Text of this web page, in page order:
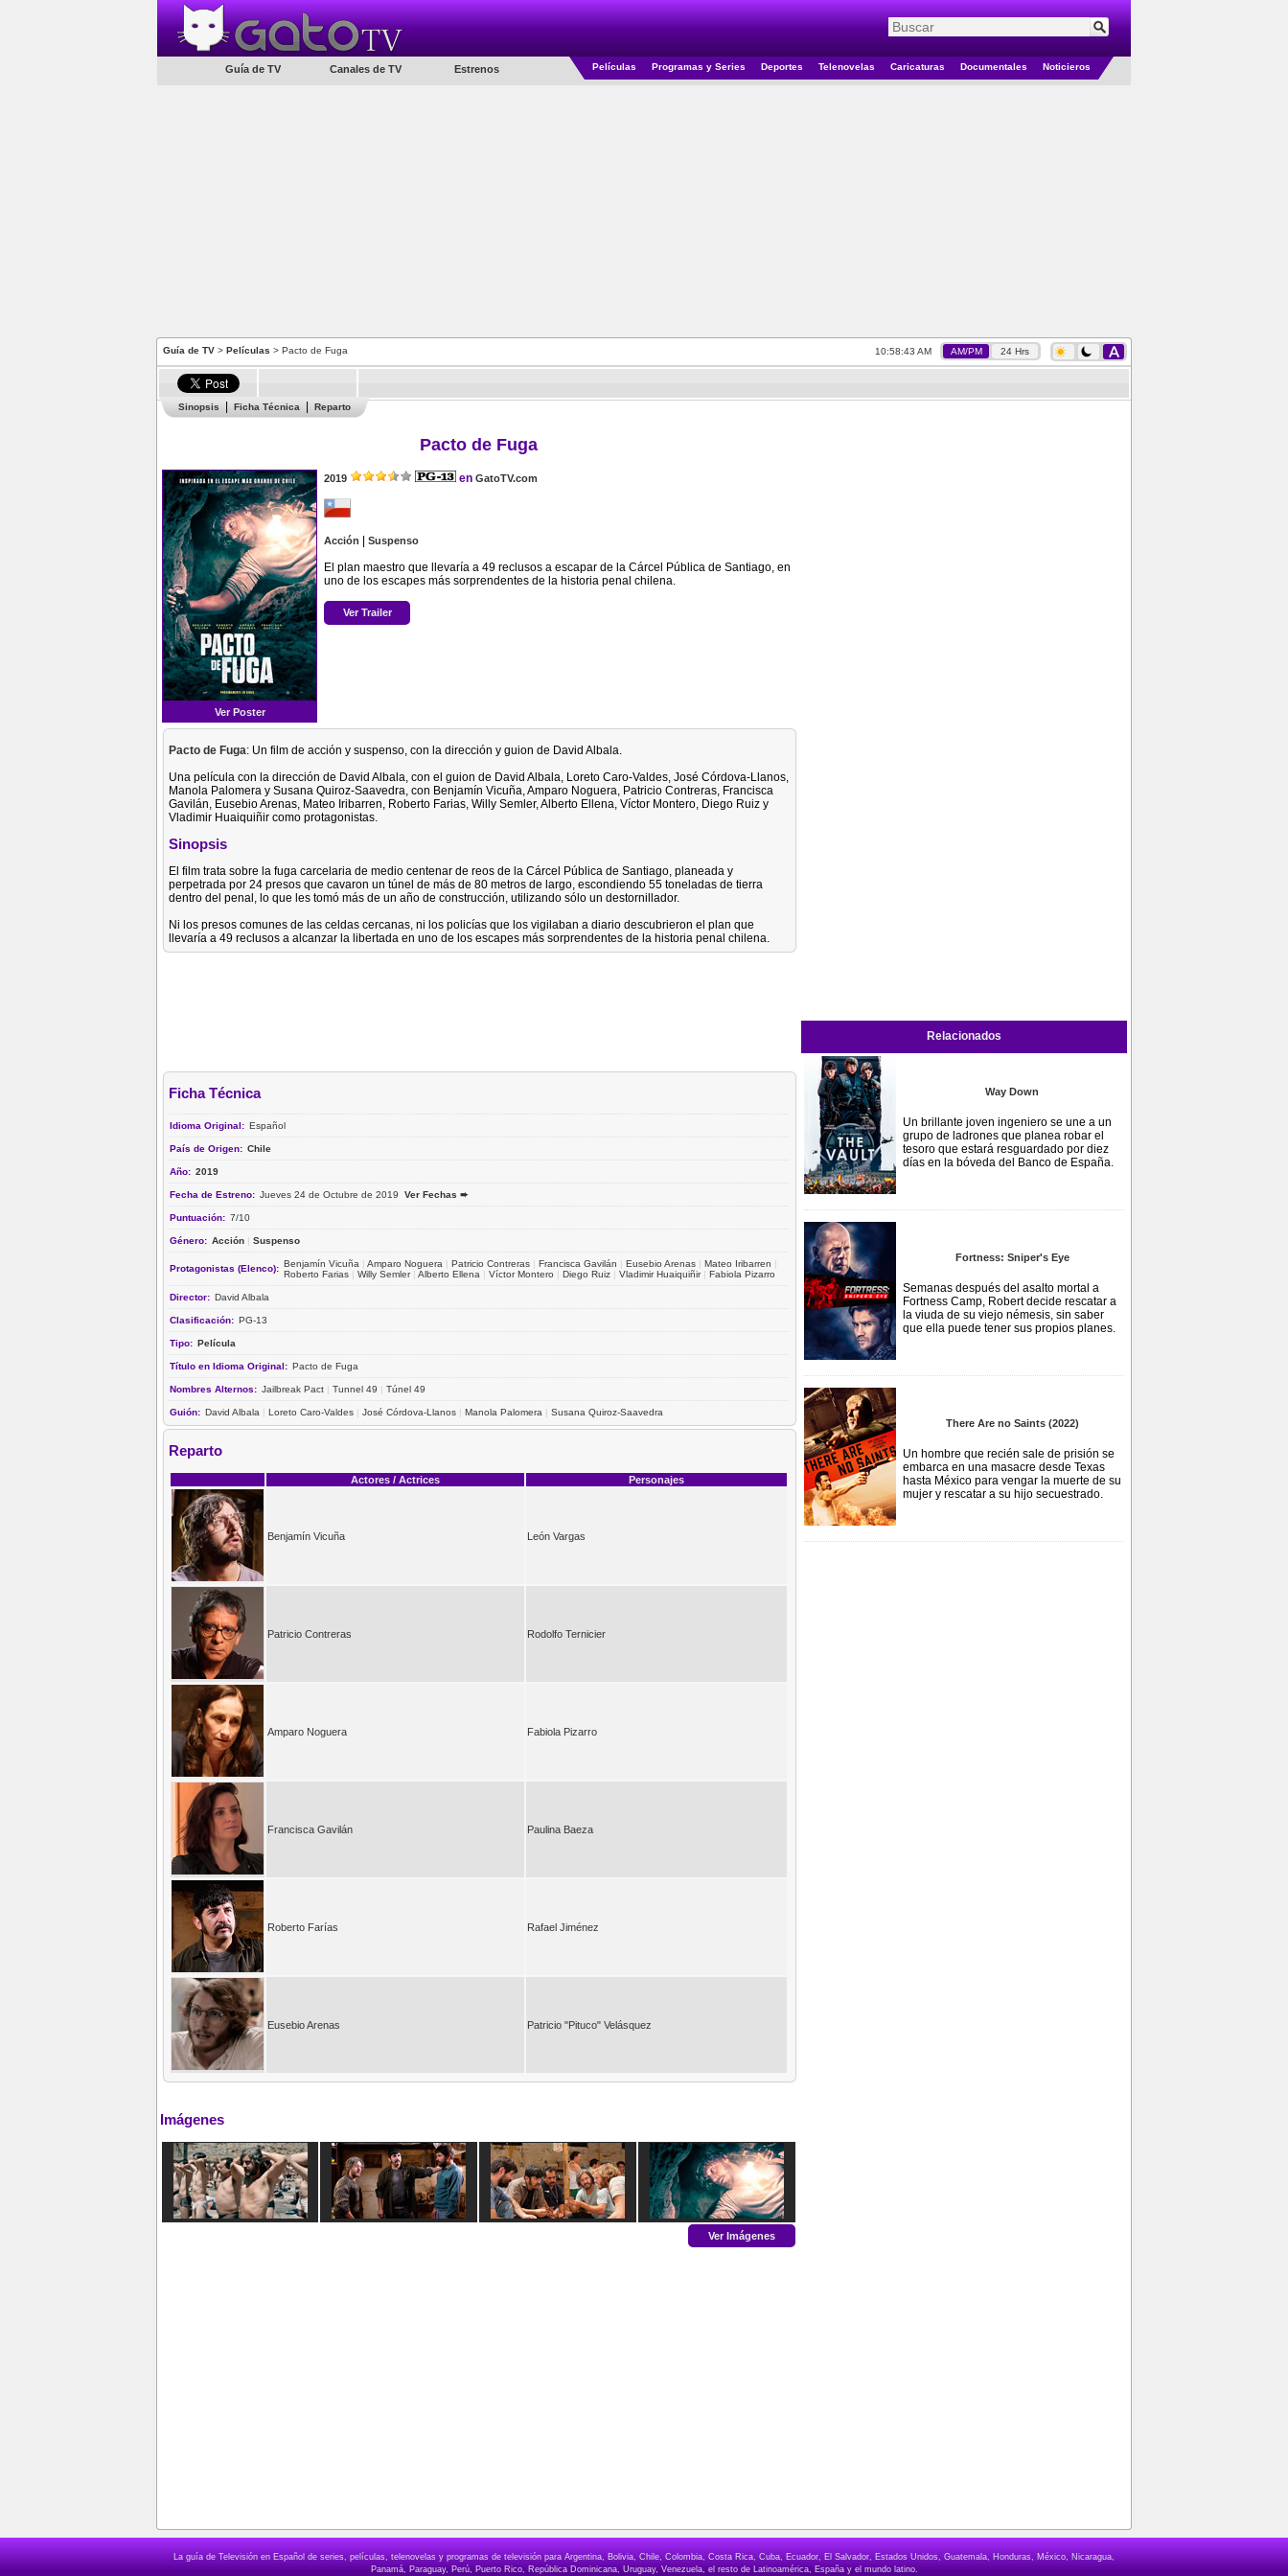
Guía de TV Canales de TV Estrenos Películas Programas y Series Deportes Telenovelas Caricaturas Documentales Noticieros
Guía de TV > Películas > Pacto de Fuga 10:58:44 AM AM/PM 24 Hrs
Sinopsis Ficha Técnica Reparto
Pacto de Fuga
Ver Poster
2019 en GatoTV.com
Acción Suspenso
El plan maestro que llevaría a 49 reclusos a escapar de la Cárcel Pública de Santiago, en
uno de los escapes más sorprendentes de la historia penal chilena.
Ver Trailer
Pacto de Fuga: Un film de acción y suspenso, con la dirección y guion de David Albala.
Una película con la dirección de David Albala, con el guion de David Albala, Loreto Caro-Valdes, José Córdova-Llanos,
Manola Palomera y Susana Quiroz-Saavedra, con Benjamín Vicuña, Amparo Noguera, Patricio Contreras, Francisca
Gavilán, Eusebio Arenas, Mateo Iribarren, Roberto Farias, Willy Semler, Alberto Ellena, Víctor Montero, Diego Ruiz y
Vladimir Huaiquiñir como protagonistas.
Sinopsis
El film trata sobre la fuga carcelaria de medio centenar de reos de la Cárcel Pública de Santiago, planeada y
perpetrada por 24 presos que cavaron un túnel de más de 80 metros de largo, escondiendo 55 toneladas de tierra
dentro del penal, lo que les tomó más de un año de construcción, utilizando sólo un destornillador.
Ni los presos comunes de las celdas cercanas, ni los policías que los vigilaban a diario descubrieron el plan que
llevaría a 49 reclusos a alcanzar la libertada en uno de los escapes más sorprendentes de la historia penal chilena.
Ficha Técnica
Idioma Original: Español
País de Origen: Chile
Año: 2019
Fecha de Estreno: Jueves 24 de Octubre de 2019 Ver Fechas ➨
Puntuación: 7/10
Género: Acción | Suspenso
Protagonistas (Elenco): Benjamín Vicuña | Amparo Noguera | Patricio Contreras | Francisca Gavilán | Eusebio Arenas | Mateo Iribarren |
Roberto Farias | Willy Semler| Alberto Ellena | Víctor Montero | Diego Ruiz | Vladimir Huaiquiñir| Fabiola Pizarro
Director: David Albala
Clasificación: PG-13
Tipo: Película
Título en Idioma Original: Pacto de Fuga
Nombres Alternos: Jailbreak Pact | Tunnel 49 | Túnel 49
Guión: David Albala | Loreto Caro-Valdes | José Córdova-Llanos | Manola Palomera | Susana Quiroz-Saavedra
Reparto
Actores / Actrices Personajes
Benjamín Vicuña León Vargas
Patricio Contreras Rodolfo Ternicier
Amparo Noguera Fabiola Pizarro
Francisca Gavilán Paulina Baeza
Roberto Farías Rafael Jiménez
Eusebio Arenas Patricio "Pituco" Velásquez
Imágenes
Ver Imágenes
Relacionados
Way Down
Un brillante joven ingeniero se une a un
grupo de ladrones que planea robar el
tesoro que estará resguardado por diez
días en la bóveda del Banco de España.
Fortness: Sniper's Eye
Semanas después del asalto mortal a
Fortness Camp, Robert decide rescatar a
la viuda de su viejo némesis, sin saber
que ella puede tener sus propios planes.
There Are no Saints (2022)
Un hombre que recién sale de prisión se
embarca en una masacre desde Texas
hasta México para vengar la muerte de su
mujer y rescatar a su hijo secuestrado.
La guía de Televisión en Español de series, películas, telenovelas y programas de televisión para Argentina, Bolivia, Chile, Colombia, Costa Rica, Cuba, Ecuador, El Salvador, Estados Unidos, Guatemala, Honduras, México, Nicaragua,
Panamá, Paraguay, Perú, Puerto Rico, República Dominicana, Uruguay, Venezuela, el resto de Latinoamérica, España y el mundo latino.